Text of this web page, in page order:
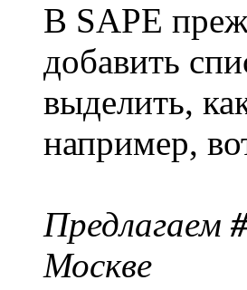
В SAPE
добавить
выделить,
например,
Предлагаем
Москве